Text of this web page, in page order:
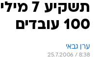
תשקיע
100 עובדים
ערן גבאי
25.7.2006 / 8:38